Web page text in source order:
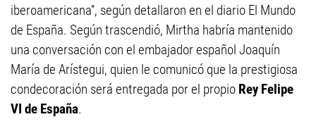
iberoamericana”, según detallaron en el diario El Mundo
de España. Según trascendió, Mirtha habría mantenido
una conversación con el embajador español Joaquín
María de Arístegui, quien le comunicó que la prestigiosa
condecoración será entregada por el propio Rey Felipe
VI de España.